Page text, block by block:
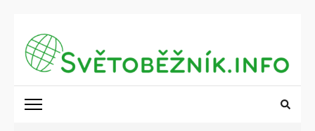
obsah
(stiskněte
Enter)
SVĚTOBĚŽNÍK.INFO